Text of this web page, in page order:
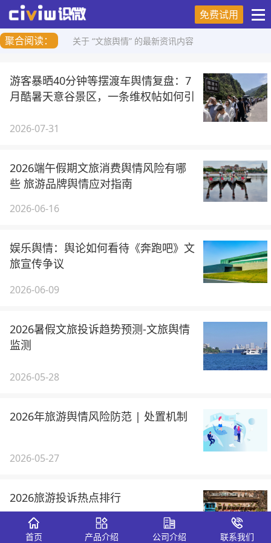
免费试用
聚合阅读：
关于 “文旅舆情” 的最新资讯内容
游客暴晒40分钟等摆渡车舆情复盘：7
月酷暑天意谷景区，一条维权帖如何引
2026-07-31
2026端午假期文旅消费舆情风险有哪
些 旅游品牌舆情应对指南
2026-06-16
娱乐舆情：舆论如何看待《奔跑吧》文
旅宣传争议
2026-06-09
2026暑假文旅投诉趋势预测-文旅舆情
监测
2026-05-28
2026年旅游舆情风险防范 | 处置机制
2026-05-27
2026旅游投诉热点排行
2026-05-18
首页 产品介绍 公司介绍 联系我们